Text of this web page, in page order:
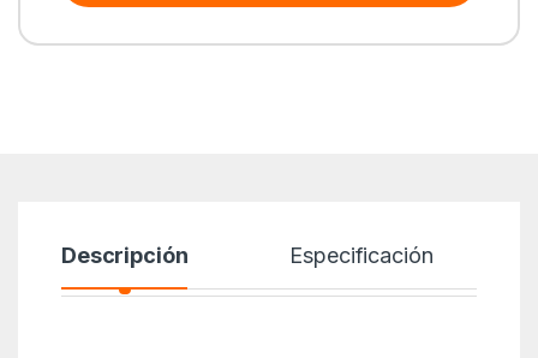
Descripción Especificación